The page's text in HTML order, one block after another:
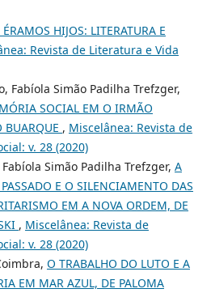
HIJOS: LITERATURA E
Revista de Literatura e Vida
Fabíola Simão Padilha Trefzger,
SOCIAL EM O IRMÃO
BUARQUE , Miscelânea: Revista de
v. 28 (2020)
Simão Padilha Trefzger, A
E O SILENCIAMENTO DAS
EM A NOVA ORDEM, DE
, Miscelânea: Revista de
v. 28 (2020)
O TRABALHO DO LUTO E A
EM MAR AZUL, DE PALOMA